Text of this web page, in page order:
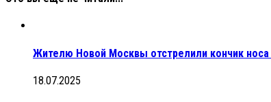
Жителю Новой Москвы отстрелили кончик
18.07.2025